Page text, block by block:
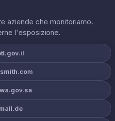
aziende che monitoriamo.
l'esposizione.
mail.de